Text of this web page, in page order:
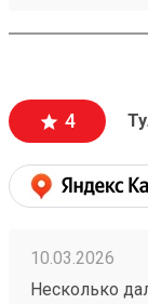
4
10.03.2026
Несколько